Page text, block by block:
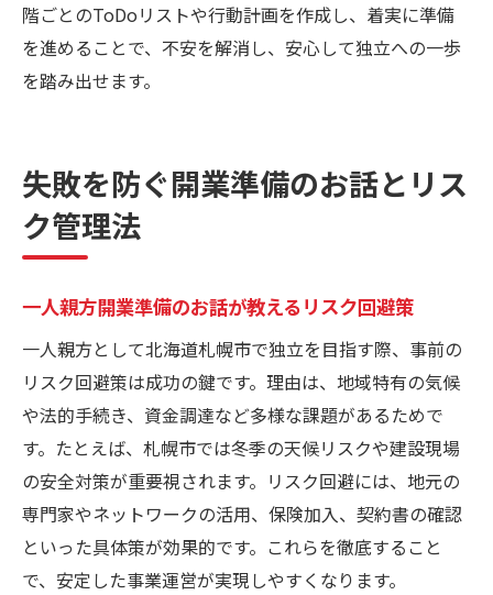
階ごとのToDoリストや行動計画を作成し、着実に準備
を進めることで、不安を解消し、安心して独立への一歩
を踏み出せます。
失敗を防ぐ開業準備のお話とリス
ク管理法
一人親方開業準備のお話が教えるリスク回避策
一人親方として北海道札幌市で独立を目指す際、事前の
リスク回避策は成功の鍵です。理由は、地域特有の気候
や法的手続き、資金調達など多様な課題があるためで
す。たとえば、札幌市では冬季の天候リスクや建設現場
の安全対策が重要視されます。リスク回避には、地元の
専門家やネットワークの活用、保険加入、契約書の確認
といった具体策が効果的です。これらを徹底すること
で、安定した事業運営が実現しやすくなります。